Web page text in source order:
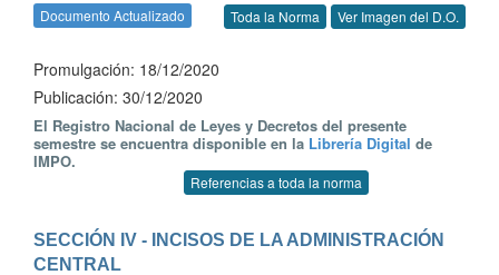
Documento Actualizado Toda la Norma Ver Imagen del D.O.
Promulgación: 18/12/2020
Publicación: 30/12/2020
El Registro Nacional de Leyes y Decretos del presente
semestre se encuentra disponible en la Librería Digital de
IMPO.
Referencias a toda la norma
SECCIÓN IV - INCISOS DE LA ADMINISTRACIÓN
CENTRAL